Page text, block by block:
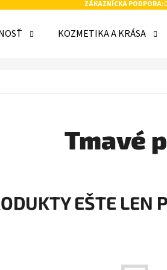
ZÁKAZNÍCKA PODPORA:
KOZMETIKA A KRÁSA
Tmavé
EŠTE LEN